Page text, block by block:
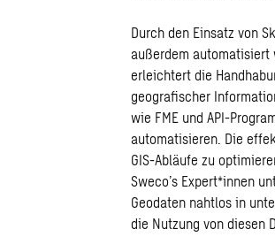
Durch den Einsatz von
außerdem automatisiert
erleichtert die
geografischer
wie FME und API-
automatisieren. Die
GIS-Abläufe zu
Sweco’s Expert*innen
Geodaten nahtlos in
die Nutzung von diesen